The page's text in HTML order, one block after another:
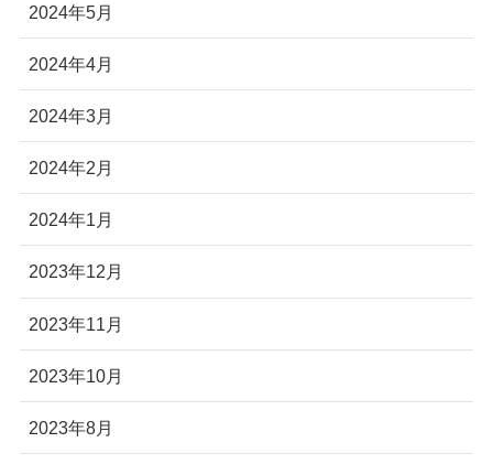
2024年5月
2024年4月
2024年3月
2024年2月
2024年1月
2023年12月
2023年11月
2023年10月
2023年8月